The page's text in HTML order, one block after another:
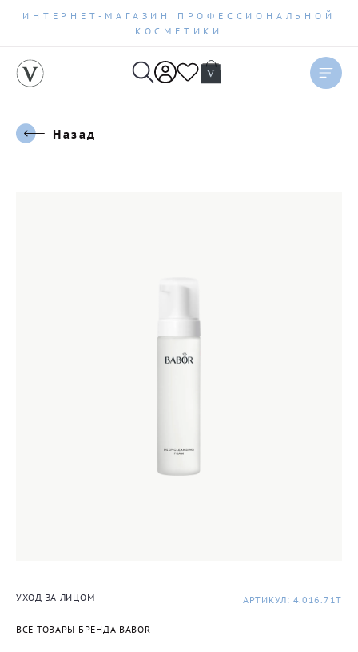
ИНТЕРНЕТ-МАГАЗИН ПРОФЕССИОНАЛЬНОЙ
КОСМЕТИКИ
Назад
УХОД ЗА ЛИЦОМ
ВСЕ ТОВАРЫ БРЕНДА BABOR
АРТИКУЛ: 4.016.71T